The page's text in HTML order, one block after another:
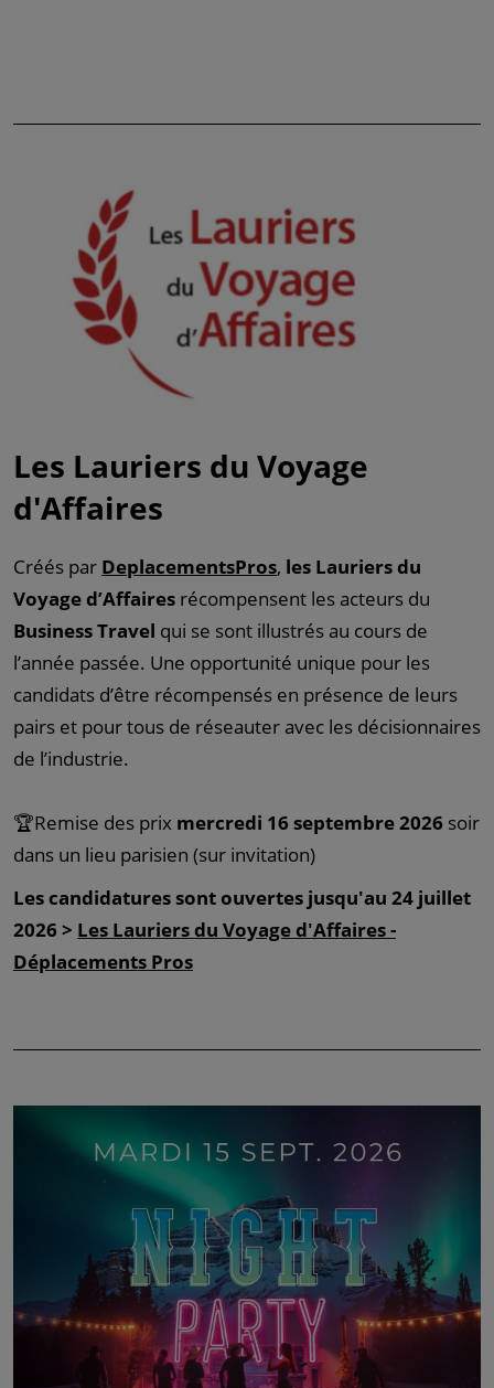
Les Lauriers du Voyage
d'Affaires
Créés par DeplacementsPros, les Lauriers du
Voyage d’Affaires récompensent les acteurs du
Business Travel qui se sont illustrés au cours de
l’année passée. Une opportunité unique pour les
candidats d’être récompensés en présence de leurs
pairs et pour tous de réseauter avec les décisionnaires
de l’industrie.
🏆Remise des prix mercredi 16 septembre2026 soir
dans un lieu parisien (sur invitation)
Les candidatures sont ouvertes jusqu'au 24 juillet
2026 > Les Lauriers du Voyage d'Affaires -
Déplacements Pros